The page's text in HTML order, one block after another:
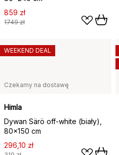
859 zł
1749 zł
Czekamy na dostawę
Himla
Dywan Särö off-white (biały),
80x150 cm
296,10 zł
WEEKEND DEAL